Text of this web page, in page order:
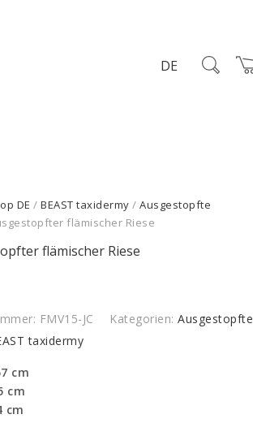
DE
DE /BEAST taxidermy /Ausgestopfte
flämischer Riese
flämischer Riese
FMV15-JC Kategorien:Ausgestopfte
taxidermy
cm
cm
cm